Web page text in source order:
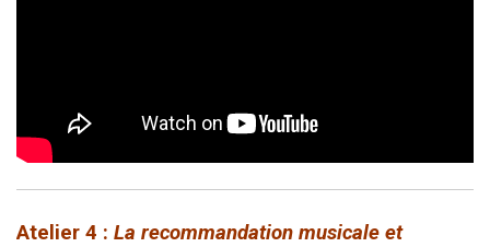
Atelier 4 : La recommandation musicale et